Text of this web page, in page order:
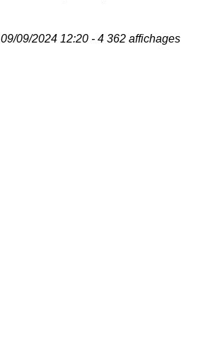
09/09/2024 12:20 - 4 362 affichages